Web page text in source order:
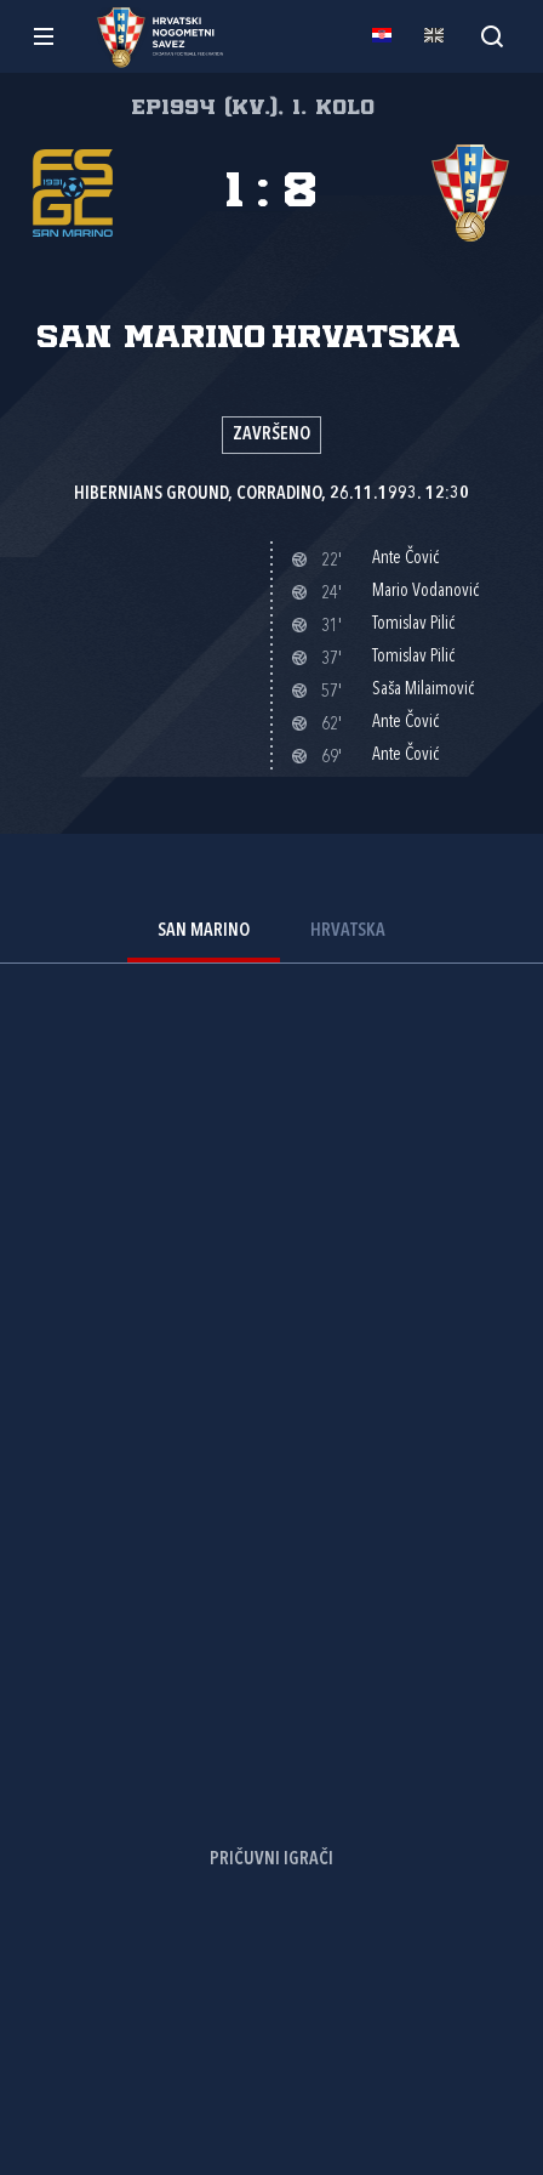
EP1994 (kv.), 1. kolo
San Marino Hrvatska
1 : 8
ZAVRŠENO
HIBERNIANS GROUND, CORRADINO, 26.11.1993. 12:30
22'
Ante Čović
24'
Mario Vodanović
31'
Tomislav Pilić
37'
Tomislav Pilić
57'
Saša Milaimović
62'
Ante Čović
69'
Ante Čović
SAN MARINO HRVATSKA
PRIČUVNI IGRAČI